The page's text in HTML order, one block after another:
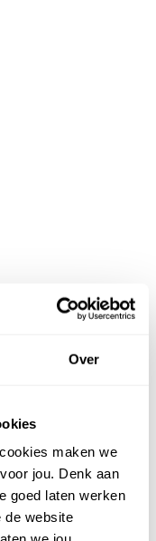
Over
maken we
jou. Denk aan
goed laten werken
de website